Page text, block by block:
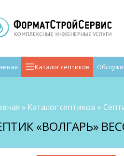
Каталог септиков
» Каталог септиков »
«ВОЛГАРЬ»